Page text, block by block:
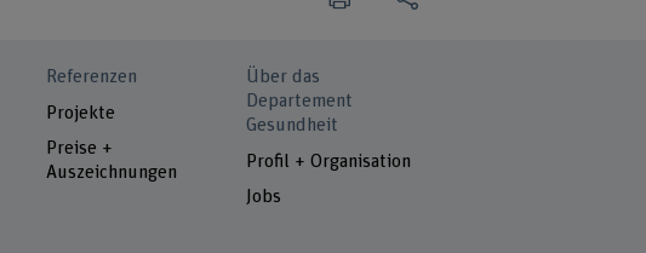
Referenzen
Projekte
Preise +
Auszeichnungen
Über das
Departement
Gesundheit
Profil + Organisation
Jobs